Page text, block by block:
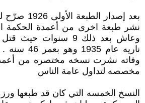
بعد إصدار
نشر طبعة اخرى من أعمدة الحكمة
وعاش بعد ذلك 9 سنوات
ناريه عام
وفاته نشرت نسخه مختصره من
مخصصه لتداول عامة الناس
النسخ الخمسه التي كان قد طبعها